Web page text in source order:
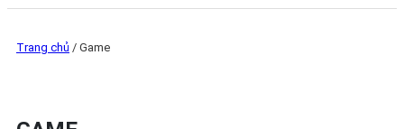
Trang chủ / Game